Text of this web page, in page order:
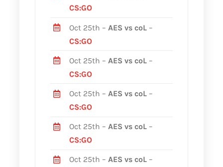
CS:GO
Oct 25th – AES vs coL –
CS:GO
Oct 25th – AES vs coL –
CS:GO
Oct 25th –AES vs coL –
CS:GO
Oct 25th –AES vs coL –
CS:GO
Oct 25th –AES vs coL –